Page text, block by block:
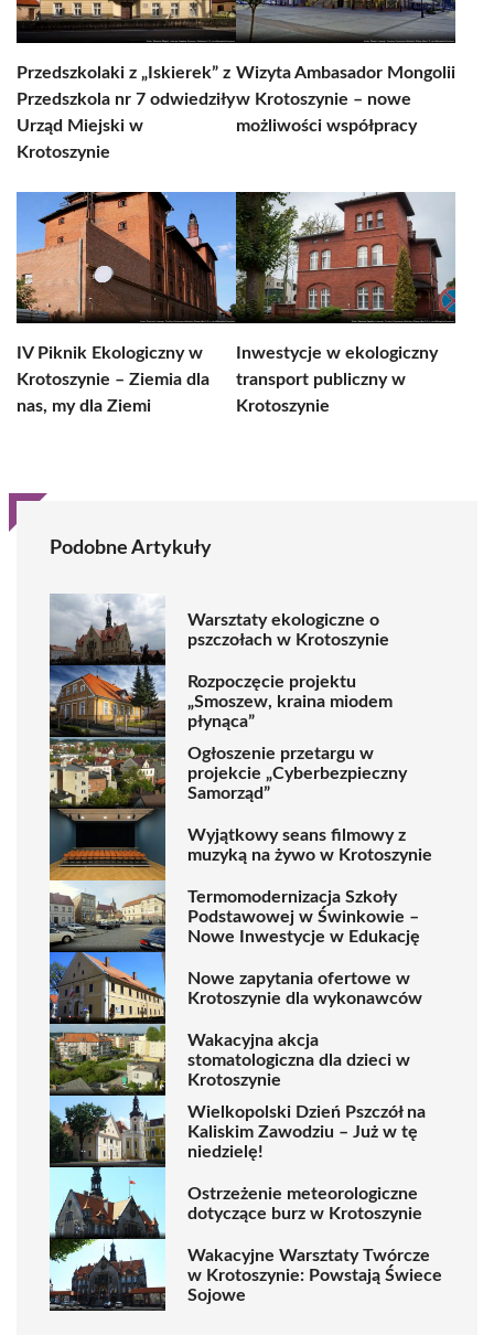
Przedszkolaki z „Iskierek” z
Przedszkola nr 7 odwiedziły
Urząd Miejski w
Krotoszynie
Wizyta Ambasador Mongolii
w Krotoszynie – nowe
możliwości współpracy
IV Piknik Ekologiczny w
Krotoszynie – Ziemia dla
nas, my dla Ziemi
Inwestycje w ekologiczny
transport publiczny w
Krotoszynie
Podobne Artykuły
Warsztaty ekologiczne o
pszczołach w Krotoszynie
Rozpoczęcie projektu
„Smoszew, kraina miodem
płynąca”
Ogłoszenie przetargu w
projekcie „Cyberbezpieczny
Samorząd”
Wyjątkowy seans filmowy z
muzyką na żywo w Krotoszynie
Termomodernizacja Szkoły
Podstawowej w Świnkowie –
Nowe Inwestycje w Edukację
Nowe zapytania ofertowe w
Krotoszynie dla wykonawców
Wakacyjna akcja
stomatologiczna dla dzieci w
Krotoszynie
Wielkopolski Dzień Pszczół na
Kaliskim Zawodziu – Już w tę
niedzielę!
Ostrzeżenie meteorologiczne
dotyczące burz w Krotoszynie
Wakacyjne Warsztaty Twórcze
w Krotoszynie: Powstają Świece
Sojowe